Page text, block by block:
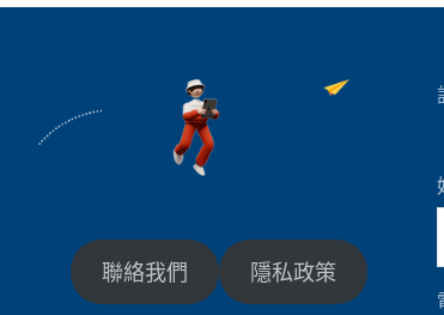
聯絡我們 隱私政策